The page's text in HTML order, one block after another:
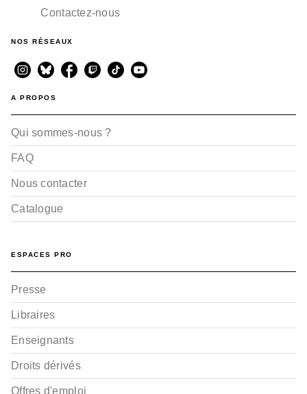
Contactez-nous
NOS RÉSEAUX
A PROPOS
Qui sommes-nous ?
FAQ
Nous contacter
Catalogue
ESPACES PRO
Presse
Libraires
Enseignants
Droits dérivés
Offres d'emploi